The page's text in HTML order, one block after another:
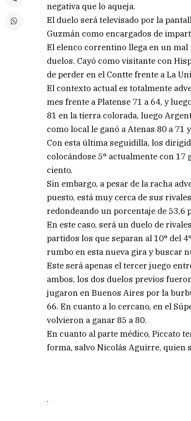
negativa que lo aqueja.
El duelo será televisado por la
Guzmán como encargados de
El elenco correntino llega en un mal
duelos. Cayó como visitante con
de perder en el Contte frente a La
El contexto actual es totalmente
mes frente a Platense 71 a 64, y
81 en la tierra colorada, luego
como local le ganó a Atenas 80 a 71
Con esta última seguidilla, los
colocándose 5° actualmente con 17
ciento.
Sin embargo, a pesar de la racha
puesto, está muy cerca de sus
redondeando un porcentaje de 53,6
En este caso, será un duelo de
partidos los que separan al 10° del
rumbo en esta nueva gira y buscar
Este será apenas el tercer juego
ambos, los dos duelos previos
jugaron en Buenos Aires por la
66. En cuanto a lo cercano, en el
volvieron a ganar 85 a 80.
En cuanto al parte médico, Piccato
forma, salvo Nicolás Aguirre, quien
.